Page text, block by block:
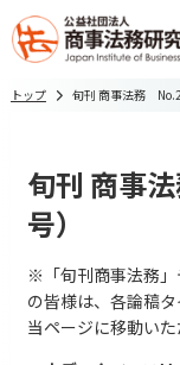
トップ 旬刊 商事法務
旬刊 商事
号）
※「旬刊商事法務」
の皆様は、各論稿
当ページに移動いた